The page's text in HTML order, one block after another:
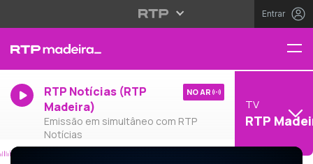
Entrar
RTP Notícias (RTP
Madeira)
Emissão em simultâneo com RTP
Notícias
NO AR
TV
RTP